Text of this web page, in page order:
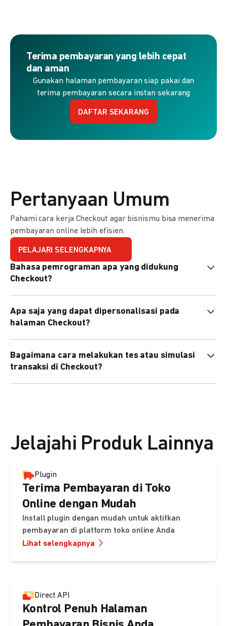
Terima pembayaran yang lebih cepat
dan aman
Gunakan halaman pembayaran siap pakai dan
terima pembayaran secara instan sekarang
DAFTAR SEKARANG
Pertanyaan Umum
Pahami cara kerja Checkout agar bisnismu bisa menerima
pembayaran online lebih efisien.
PELAJARI SELENGKAPNYA
Bahasa pemrograman apa yang didukung
Checkout?
PHP, Node.js, Go, dll).
Apa saja yang dapat dipersonalisasi pada
halaman Checkout?
preferensi bahasa, dan urutan metode pembayaran sesuai
kebutuhan brand Anda.
Bagaimana cara melakukan tes atau simulasi
transaksi di Checkout?
Jelajahi Produk Lainnya
Plugin
Terima Pembayaran di Toko
Online dengan Mudah
Install plugin dengan mudah untuk aktifkan
pembayaran di platform toko online Anda
Lihat selengkapnya
Direct API
Kontrol Penuh Halaman